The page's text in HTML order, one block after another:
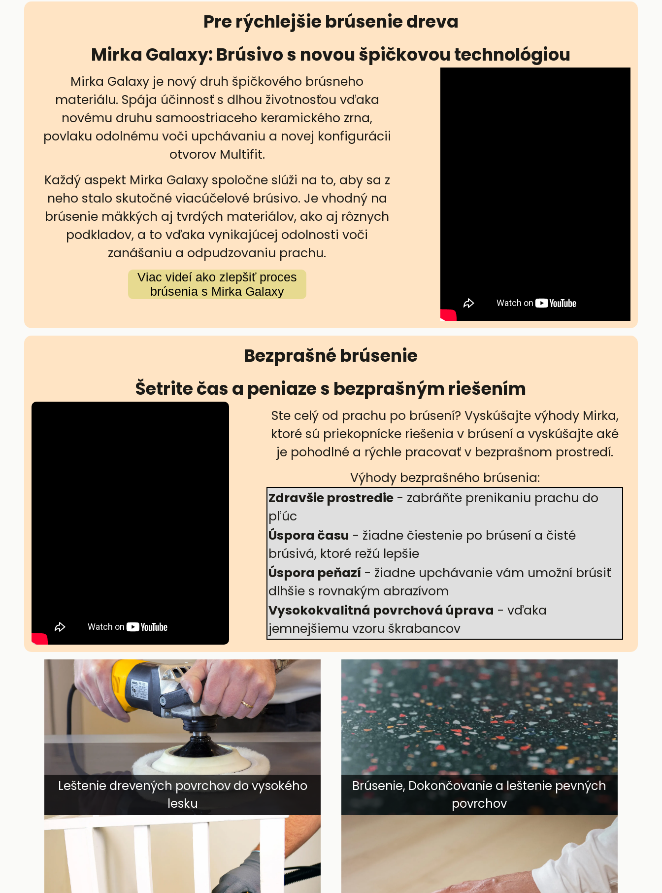
Pre rýchlejšie brúsenie dreva
Mirka Galaxy: Brúsivo s novou špičkovou technológiou
Mirka Galaxy je nový druh špičkového brúsneho
materiálu. Spája účinnosť s dlhou životnosťou vďaka
novému druhu samoostriaceho keramického zrna,
povlaku odolnému voči upchávaniu a novej konfigurácii
otvorov Multifit.
Každý aspekt Mirka Galaxy spoločne slúži na to, aby sa z
neho stalo skutočné viacúčelové brúsivo. Je vhodný na
brúsenie mäkkých aj tvrdých materiálov, ako aj rôznych
podkladov, a to vďaka vynikajúcej odolnosti voči
zanášaniu a odpudzovaniu prachu.
Viac videí ako zlepšiť proces
brúsenia s Mirka Galaxy
Bezprašné brúsenie
Šetrite čas a peniaze s bezprašným riešením
Ste celý od prachu po brúsení? Vyskúšajte výhody Mirka,
ktoré sú priekopnícke riešenia v brúsení a vyskúšajte aké
je pohodlné a rýchle pracovať v bezprašnom prostredí.
Výhody bezprašného brúsenia:
Zdravšie prostredie- zabráňte prenikaniu prachu do
pľúc
Úspora času - žiadne čiestenie po brúsení a čisté
brúsivá, ktoré režú lepšie
Úspora peňazí - žiadne upchávanie vám umožní brúsiť
dlhšie s rovnakým abrazívom
Vysokokvalitná povrchová úprava - vďaka
jemnejšiemu vzoru škrabancov
Leštenie drevených povrchov do vysokého
lesku
Brúsenie, Dokončovanie a leštenie pevných
povrchov